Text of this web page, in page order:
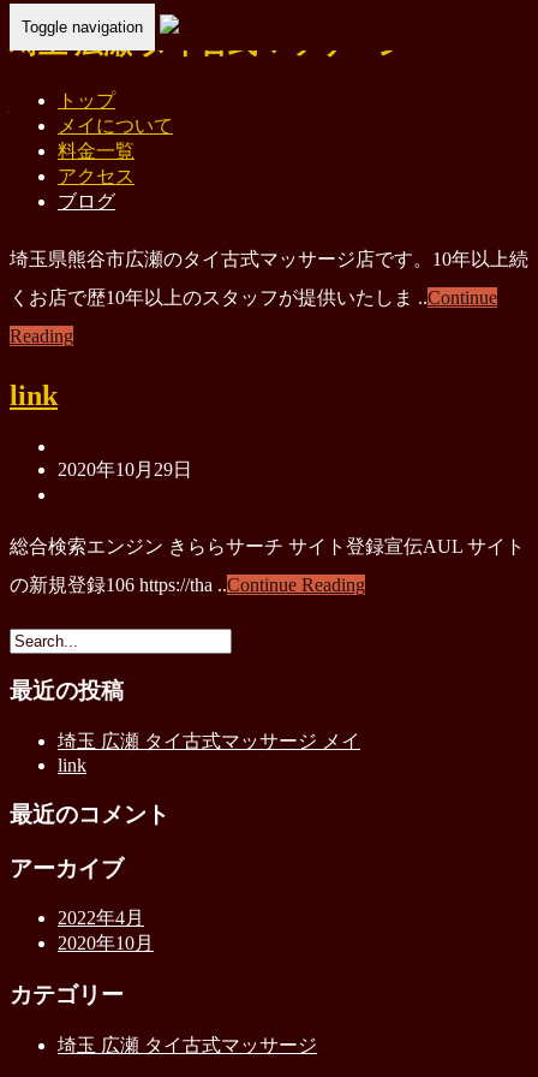
Toggle navigation
トップ
メイについて
料金一覧
アクセス
ブログ
埼玉 広瀬 タイ古式マッサージ
埼玉 広瀬 タイ古式マッサージ メイ
kwan
2022年4月1日
埼玉 広瀬 タイ古式マッサージ
埼玉県熊谷市広瀬のタイ古式マッサージ店です。10年以上続
くお店で歴10年以上のスタッフが提供いたしま ..Continue
Reading
link
2020年10月29日
総合検索エンジン きららサーチ サイト登録宣伝AUL サイト
の新規登録106 https://tha ..Continue Reading
最近の投稿
埼玉 広瀬 タイ古式マッサージ メイ
link
最近のコメント
アーカイブ
2022年4月
2020年10月
カテゴリー
埼玉 広瀬 タイ古式マッサージ